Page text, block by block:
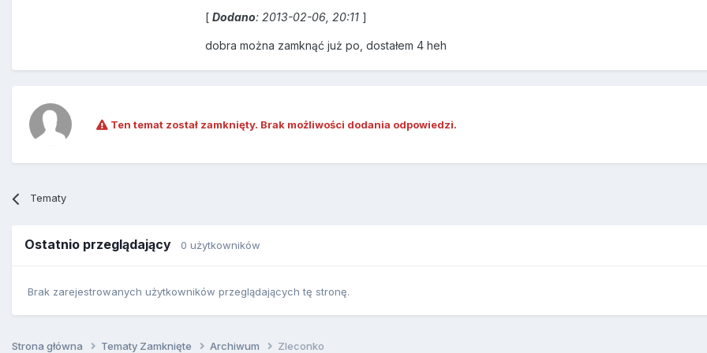
[ Dodano: 2013-02-06, 20:11 ]
dobra można zamknąć już po, dostałem 4 heh
Ten temat został zamknięty. Brak możliwości dodania odpowiedzi.
Tematy
Ostatnio przeglądający 0 użytkowników
Brak zarejestrowanych użytkowników przeglądających tę stronę.
Strona główna Tematy Zamknięte Archiwum Zleconko